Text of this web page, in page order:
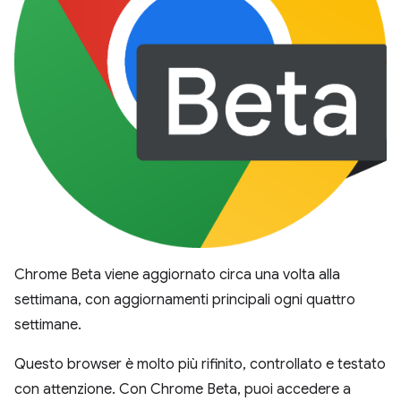
Chrome Beta viene aggiornato circa una volta alla
settimana, con aggiornamenti principali ogni quattro
settimane.
Questo browser è molto più rifinito, controllato e testato
con attenzione. Con Chrome Beta, puoi accedere a